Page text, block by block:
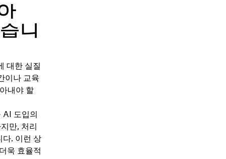
니
대한 실질
이나 교육
내야 할
AI 도입의
만, 처리
다. 이런 상
욱 효율적